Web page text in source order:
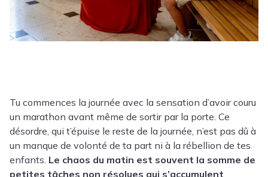
Tu commences la journée avec la sensation d’avoir couru
un marathon avant même de sortir par la porte. Ce
désordre, qui t’épuise le reste de la journée, n’est pas dû à
un manque de volonté de ta part ni à la rébellion de tes
enfants. Le chaos du matin est souvent la somme de
petites tâches non résolues qui s’accumulent